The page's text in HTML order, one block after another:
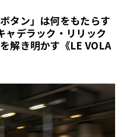
タン」は何をもたらす
ャデラック・リリック
解き明かす《LE VOLA